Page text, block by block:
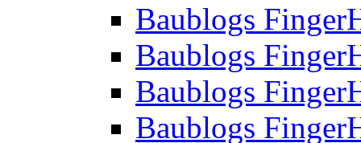
Baublogs
Baublogs
Baublogs
Baublogs